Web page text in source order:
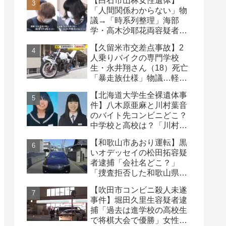
は？
「人間関係わからない」物
議→「時系列整理」海部
学・高木沙耶花両容疑者、
な事件
【久留米市交差点事故】2
人乗りバイクの専門学校
生・永井翔さん（18）死亡
「暴走族仕様」物議…軽自
【北海道大学生全裸遺体事
件】八木原亜麻と川村葉音
のバイト先コンビニどこ？
中学校と高校は？「川村の
氏」の声も
【和歌山市あおり運転】黒
いオデッセイの松田拓容疑
者逮捕「会社名どこ？」
「捜査拒否した和歌山県
の声
【吹田市コンビニ殺人未遂
事件】堀田久里生容疑者逮
捕「過去は進学校の高校生
で将棋大会で優勝」女性切